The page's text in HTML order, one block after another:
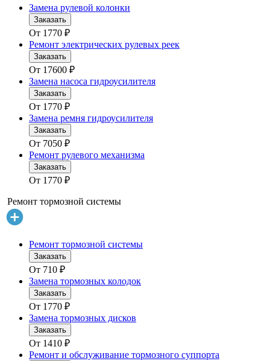
Замена рулевой колонки
Заказать
От 1770 ₽
Ремонт электрических рулевых реек
Заказать
От 17600 ₽
Замена насоса гидроусилителя
Заказать
От 1770 ₽
Замена ремня гидроусилителя
Заказать
От 7050 ₽
Ремонт рулевого механизма
Заказать
От 1770 ₽
Ремонт тормозной системы
Ремонт тормозной системы
Заказать
От 710 ₽
Замена тормозных колодок
Заказать
От 1770 ₽
Замена тормозных дисков
Заказать
От 1410 ₽
Ремонт и обслуживание тормозного суппорта